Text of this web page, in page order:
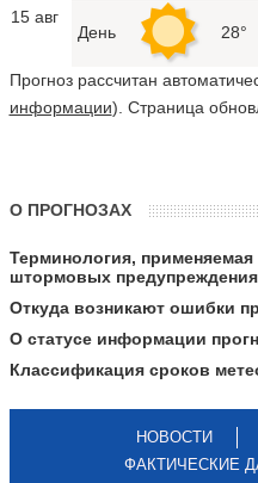
15 авг
День 28°
Прогноз рассчитан
информации). Страница
О ПРОГНОЗАХ
Терминология,
штормовых
Откуда возникают ошибки
О статусе информации
Классификация сроков
НОВОСТИ
ФАКТИЧЕСКИЕ